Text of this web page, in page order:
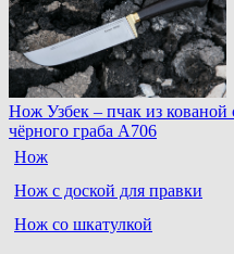
Нож Узбек – пчак из
чёрного граба A706
Нож
Нож с доской для правки
Нож со шкатулкой